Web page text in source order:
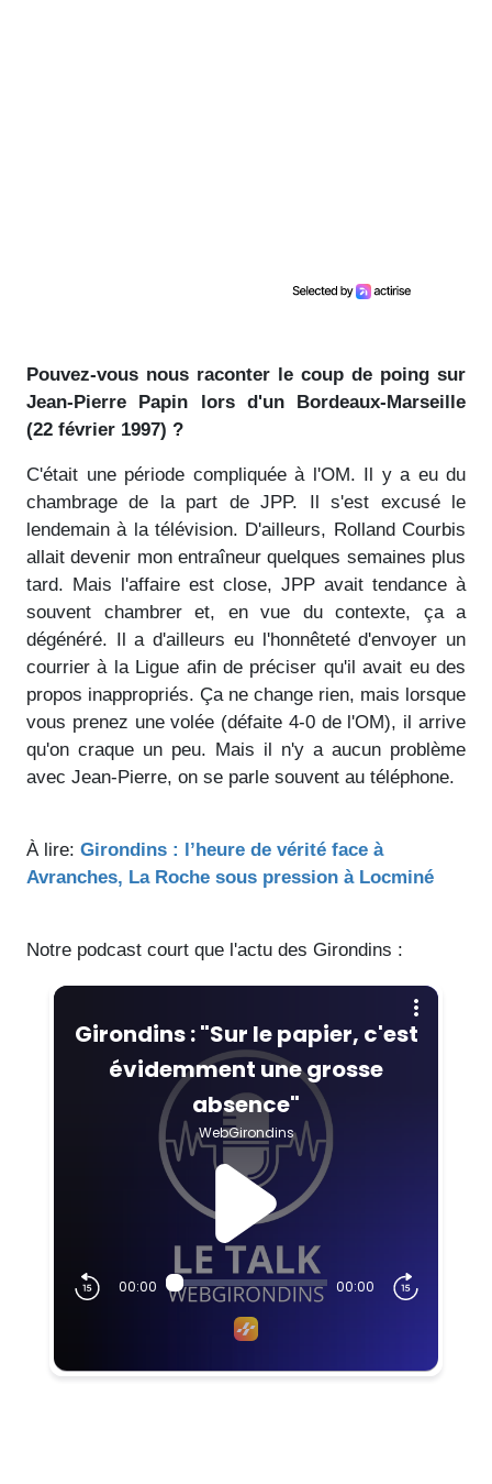
Pouvez-vous nous raconter le coup de poing sur
Jean-Pierre Papin lors d'un Bordeaux-Marseille
(22 février 1997) ?
C'était une période compliquée à l'OM. Il y a eu du
chambrage de la part de JPP. Il s'est excusé le
lendemain à la télévision. D'ailleurs, Rolland Courbis
allait devenir mon entraîneur quelques semaines plus
tard. Mais l'affaire est close, JPP avait tendance à
souvent chambrer et, en vue du contexte, ça a
dégénéré. Il a d'ailleurs eu l'honnêteté d'envoyer un
courrier à la Ligue afin de préciser qu'il avait eu des
propos inappropriés. Ça ne change rien, mais lorsque
vous prenez une volée (défaite 4-0 de l'OM), il arrive
qu'on craque un peu. Mais il n'y a aucun problème
avec Jean-Pierre, on se parle souvent au téléphone.
À lire: Girondins : l’heure de vérité face à
Avranches, La Roche sous pression à Locminé
Notre podcast court que l'actu des Girondins :